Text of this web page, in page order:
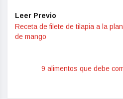
Leer Previo
Receta de filete de tilapia a la
de mango
9 alimentos que debe